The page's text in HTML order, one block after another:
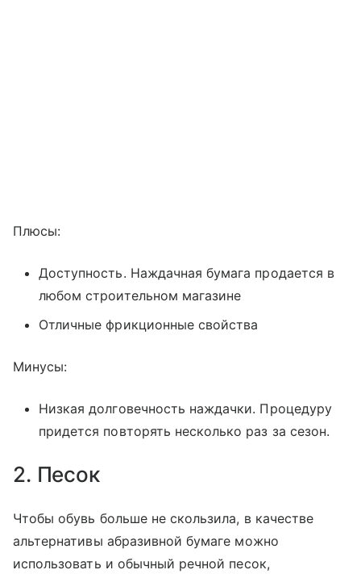
Плюсы:
Доступность. Наждачная бумага продается в
любом строительном магазине
Отличные фрикционные свойства
Минусы:
Низкая долговечность наждачки. Процедуру
придется повторять несколько раз за сезон.
2. Песок
Чтобы обувь больше не скользила, в качестве
альтернативы абразивной бумаге можно
использовать и обычный речной песок,